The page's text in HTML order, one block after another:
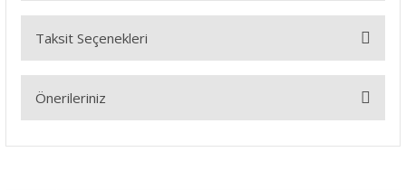
Bu ürüne ilk yorumu siz yapın!
Taksit Seçenekleri
Önerileriniz